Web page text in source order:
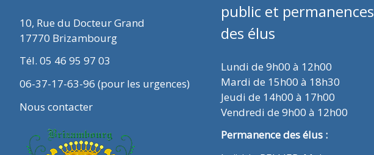
10, Rue du Docteur Grand
17770 Brizambourg
Tél. 05 46 95 97 03
06-37-17-63-96 (pour les urgences)
Nous contacter
public et permanences
des élus
Lundi de 9h00 à 12h00
Mardi de 15h00 à 18h30
Jeudi de 14h00 à 17h00
Vendredi de 9h00 à 12h00
Permanence des élus :